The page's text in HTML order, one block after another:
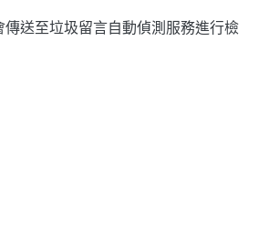
傳送至垃圾留言自動偵測服務進行檢